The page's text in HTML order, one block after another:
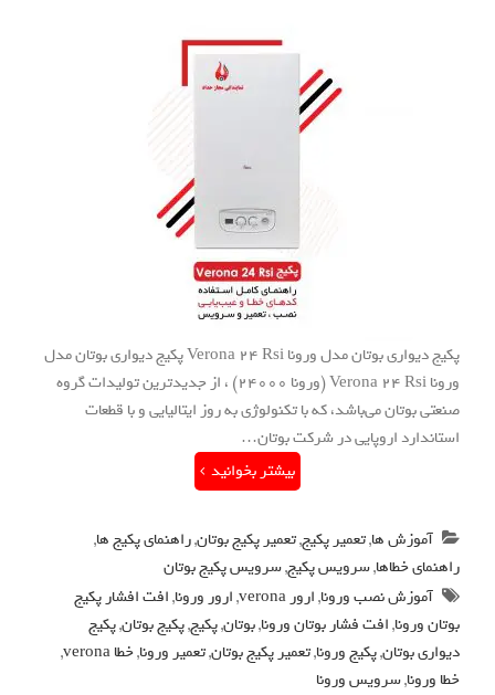
پکیج دیواری بوتان مدل ورونا Verona 24 Rsi پکیج دیواری بوتان مدل
ورونا Verona 24 Rsi (ورونا 24000) ، از جدیدترین تولیدات گروه
صنعتی بوتان می‌باشد، که با تکنولوژی به روز ایتالیایی و با قطعات
استاندارد اروپایی در شرکت بوتان…
بیشتر بخوانید
آموزش ها,تعمیر پکیج,تعمیر پکیج بوتان,راهنمای پکیج ها,
راهنمای خطاها,سرویس پکیج,سرویس پکیج بوتان
آموزش نصب ورونا,ارور verona ,ارور ورونا,افت افشار پکیج
بوتان ورونا,افت فشار بوتان ورونا,بوتان,پکیج,پکیج بوتان,پکیج
دیواری بوتان,پکیج ورونا,تعمیر پکیج بوتان,تعمیر ورونا,خطا verona
,
خطا ورونا,سرویس ورونا